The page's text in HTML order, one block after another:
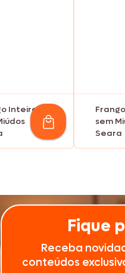
Inteiro
sem
Seara
Fique
Receba
conteúdos